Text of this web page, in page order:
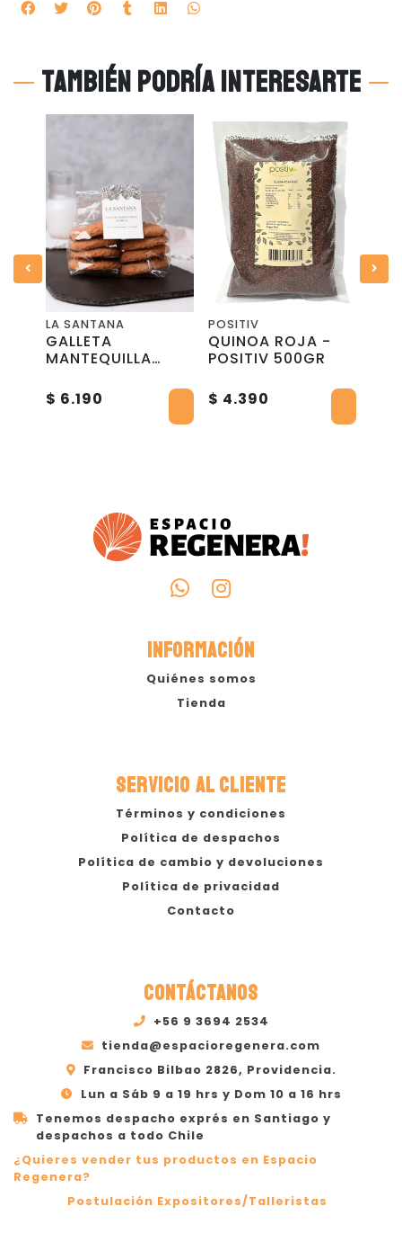
También podría interesarte
LA SANTANA
GALLETA
MANTEQUILLA
Carb - 8 uu. - La
Santana
$ 6.190
POSITIV
QUINOA ROJA -
POSITIV 500GR
$ 4.390
INFORMACIÓN
Quiénes somos
Tienda
SERVICIO AL CLIENTE
Términos y condiciones
Política de despachos
Política de cambio y devoluciones
Política de privacidad
Contacto
CONTÁCTANOS
+56 9 3694 2534
tienda@espacioregenera.com
Francisco Bilbao 2826, Providencia.
Lun a Sáb 9 a 19 hrs y Dom 10 a 16 hrs
Tenemos despacho exprés en Santiago y
despachos a todo Chile
¿Quieres vender tus productos en Espacio
Regenera?
Postulación Expositores/Talleristas